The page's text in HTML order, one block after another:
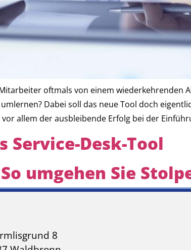
oftmals von einem wiederkehrenden
Dabei soll das neue Tool doch
allem der ausbleibende Erfolg bei der
Desk-Tool
umgehen Sie
8